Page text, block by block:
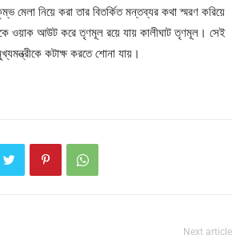
মেলা নিয়ে করা তার বিতর্কিত মন্তব্যর কথা স্মরণ করিয়ে
ওয়াক আউট করে তৃণমূল রয়ে যায় কালীঘাট তৃণমূল। সেই
কটাক্ষ করতে শোনা যায়।
Next article